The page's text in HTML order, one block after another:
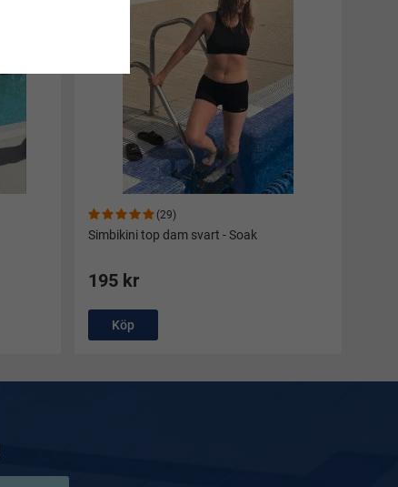
(29)
Simbikini top dam svart - Soak
195 kr
Köp